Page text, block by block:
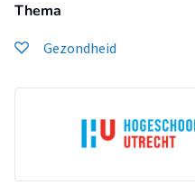
Thema
Gezondheid